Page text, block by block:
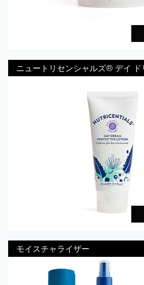
ニュートリセンシャルズ® デイ ド
モイスチャライザー